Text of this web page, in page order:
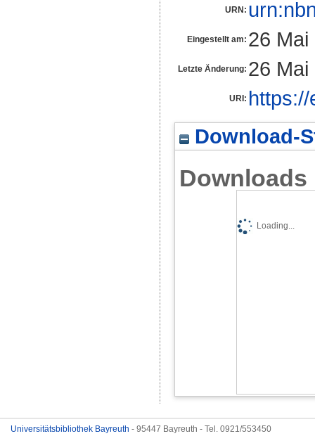
URN:
Eingestellt am: 26 Mai
Letzte Änderung: 26 Mai
URI:
Download-
Downloads
Loading...
Universitätsbibliothek Bayreuth - 95447 Bayreuth - Tel. 0921/553450